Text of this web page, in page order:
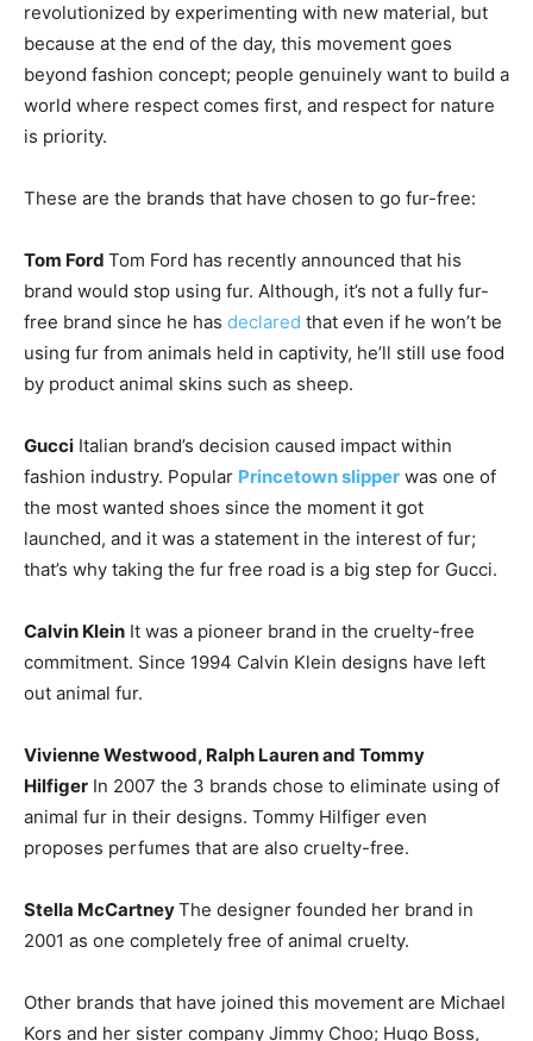
revolutionized by experimenting with new material, but
because at the end of the day, this movement goes
beyond fashion concept; people genuinely want to build a
world where respect comes first, and respect for nature
is priority.
These are the brands that have chosen to go fur-free:
Tom Ford Tom Ford has recently announced that his
brand would stop using fur. Although, it’s not a fully fur-
free brand since he has declared that even if he won’t be
using fur from animals held in captivity, he’ll still use food
by product animal skins such as sheep.
Gucci Italian brand’s decision caused impact within
fashion industry. Popular Princetown slipper was one of
the most wanted shoes since the moment it got
launched, and it was a statement in the interest of fur;
that’s why taking the fur free road is a big step for Gucci.
Calvin Klein It was a pioneer brand in the cruelty-free
commitment. Since 1994 Calvin Klein designs have left
out animal fur.
Vivienne Westwood, Ralph Lauren and Tommy
Hilfiger In 2007 the 3 brands chose to eliminate using of
animal fur in their designs. Tommy Hilfiger even
proposes perfumes that are also cruelty-free.
Stella McCartneyThe designer founded her brand in
2001 as one completely free of animal cruelty.
Other brands that have joined this movement are Michael
Kors and her sister company Jimmy Choo; Hugo Boss,